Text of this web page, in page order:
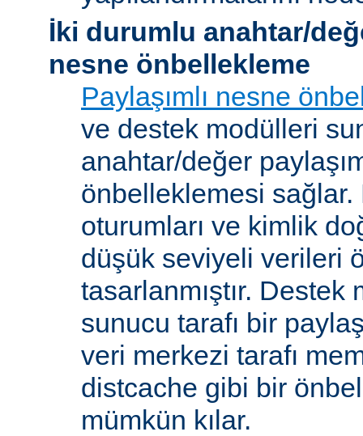
İki durumlu anahtar/
nesne önbellekleme
Paylaşımlı nesne
ve destek modülleri
anahtar/değer
önbelleklemesi
oturumları ve kimlik
düşük seviyeli verileri
tasarlanmıştır.
sunucu tarafı bir
veri merkezi tarafı
distcache gibi bir
mümkün kılar.